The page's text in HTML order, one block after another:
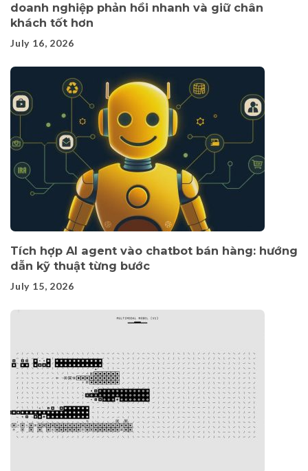
doanh nghiệp phản hồi nhanh và giữ chân
khách tốt hơn
July 16, 2026
Tích hợp AI agent vào chatbot bán hàng: hướng
dẫn kỹ thuật từng bước
July 15, 2026